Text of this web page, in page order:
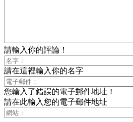
請輸入你的評論！
請在這裡輸入你的名字
您輸入了錯誤的電子郵件地址！
請在此輸入您的電子郵件地址